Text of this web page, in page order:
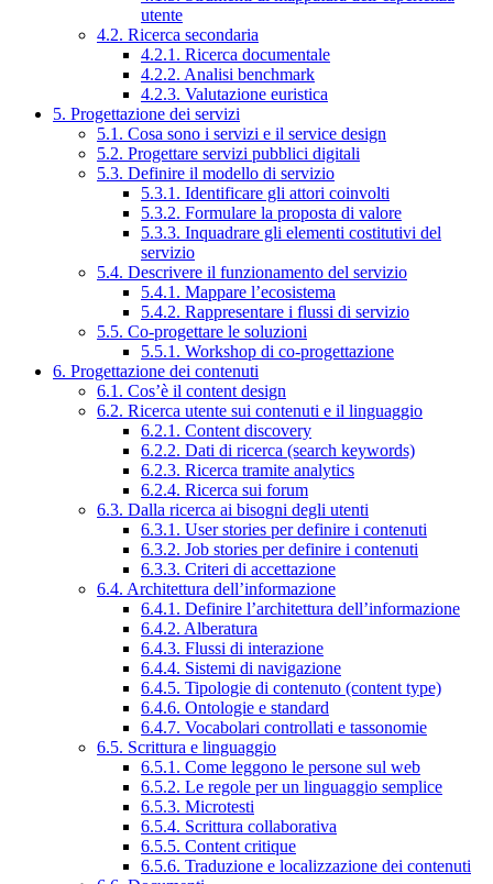
utente
4.2. Ricerca secondaria
4.2.1. Ricerca documentale
4.2.2. Analisi benchmark
4.2.3. Valutazione euristica
5. Progettazione dei servizi
5.1. Cosa sono i servizi e il service design
5.2. Progettare servizi pubblici digitali
5.3. Definire il modello di servizio
5.3.1. Identificare gli attori coinvolti
5.3.2. Formulare la proposta di valore
5.3.3. Inquadrare gli elementi costitutivi del
servizio
5.4. Descrivere il funzionamento del servizio
5.4.1. Mappare l’ecosistema
5.4.2. Rappresentare i flussi di servizio
5.5. Co-progettare le soluzioni
5.5.1. Workshop di co-progettazione
6. Progettazione dei contenuti
6.1. Cos’è il content design
6.2. Ricerca utente sui contenuti e il linguaggio
6.2.1. Content discovery
6.2.2. Dati di ricerca (search keywords)
6.2.3. Ricerca tramite analytics
6.2.4. Ricerca sui forum
6.3. Dalla ricerca ai bisogni degli utenti
6.3.1. User stories per definire i contenuti
6.3.2. Job stories per definire i contenuti
6.3.3. Criteri di accettazione
6.4. Architettura dell’informazione
6.4.1. Definire l’architettura dell’informazione
6.4.2. Alberatura
6.4.3. Flussi di interazione
6.4.4. Sistemi di navigazione
6.4.5. Tipologie di contenuto (content type)
6.4.6. Ontologie e standard
6.4.7. Vocabolari controllati e tassonomie
6.5. Scrittura e linguaggio
6.5.1. Come leggono le persone sul web
6.5.2. Le regole per un linguaggio semplice
6.5.3. Microtesti
6.5.4. Scrittura collaborativa
6.5.5. Content critique
6.5.6. Traduzione e localizzazione dei contenuti